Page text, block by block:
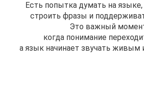
Есть попытка думать на языке,
строить фразы и
Это важный
когда понимание
а язык начинает звучать живым